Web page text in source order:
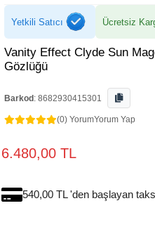
Yetkili Satıcı Ücretsiz
Vanity Effect Clyde Sun
Gözlüğü
Barkod : 8682930415301
(0) YorumYorum Yap
6.480,00 TL
540,00 TL 'den başlayan